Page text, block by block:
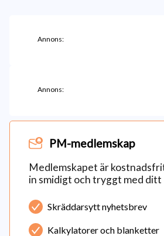
Annons:
Annons:
PM-medlemskap
Medlemskapet är
in smidigt och tryggt med ditt
Skräddarsytt nyhetsbrev
Kalkylatorer och blanketter